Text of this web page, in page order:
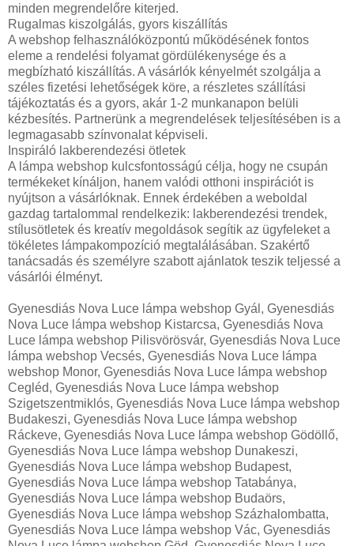
minden megrendelőre kiterjed.
Rugalmas kiszolgálás, gyors kiszállítás
A webshop felhasználóközpontú működésének fontos
eleme a rendelési folyamat gördülékenysége és a
megbízható kiszállítás. A vásárlók kényelmét szolgálja a
széles fizetési lehetőségek köre, a részletes szállítási
tájékoztatás és a gyors, akár 1-2 munkanapon belüli
kézbesítés. Partnerünk a megrendelések teljesítésében is a
legmagasabb színvonalat képviseli.
Inspiráló lakberendezési ötletek
A lámpa webshop kulcsfontosságú célja, hogy ne csupán
termékeket kínáljon, hanem valódi otthoni inspirációt is
nyújtson a vásárlóknak. Ennek érdekében a weboldal
gazdag tartalommal rendelkezik: lakberendezési trendek,
stílusötletek és kreatív megoldások segítik az ügyfeleket a
tökéletes lámpakompozíció megtalálásában. Szakértő
tanácsadás és személyre szabott ajánlatok teszik teljessé a
vásárlói élményt.
Gyenesdiás Nova Luce lámpa webshop Gyál, Gyenesdiás
Nova Luce lámpa webshop Kistarcsa, Gyenesdiás Nova
Luce lámpa webshop Pilisvörösvár, Gyenesdiás Nova Luce
lámpa webshop Vecsés, Gyenesdiás Nova Luce lámpa
webshop Monor, Gyenesdiás Nova Luce lámpa webshop
Cegléd, Gyenesdiás Nova Luce lámpa webshop
Szigetszentmiklós, Gyenesdiás Nova Luce lámpa webshop
Budakeszi, Gyenesdiás Nova Luce lámpa webshop
Ráckeve, Gyenesdiás Nova Luce lámpa webshop Gödöllő,
Gyenesdiás Nova Luce lámpa webshop Dunakeszi,
Gyenesdiás Nova Luce lámpa webshop Budapest,
Gyenesdiás Nova Luce lámpa webshop Tatabánya,
Gyenesdiás Nova Luce lámpa webshop Budaörs,
Gyenesdiás Nova Luce lámpa webshop Százhalombatta,
Gyenesdiás Nova Luce lámpa webshop Vác, Gyenesdiás